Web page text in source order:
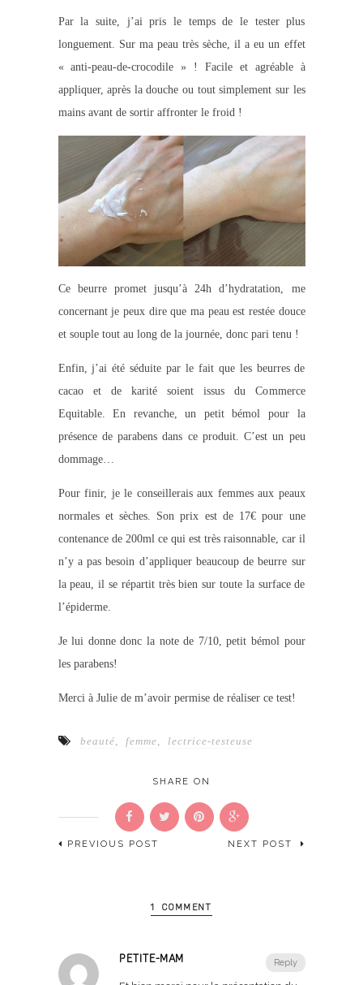
Par la suite, j’ai pris le temps de le tester plus
longuement. Sur ma peau très sèche, il a eu un effet
« anti-peau-de-crocodile » ! Facile et agréable à
appliquer, après la douche ou tout simplement sur les
mains avant de sortir affronter le froid !
Ce beurre promet jusqu’à 24h d’hydratation, me
concernant je peux dire que ma peau est restée douce
et souple tout au long de la journée, donc pari tenu !
Enfin, j’ai été séduite par le fait que les beurres de
cacao et de karité soient issus du Commerce
Equitable. En revanche, un petit bémol pour la
présence de parabens dans ce produit. C’est un peu
dommage…
Pour finir, je le conseillerais aux femmes aux peaux
normales et sèches. Son prix est de 17€ pour une
contenance de 200ml ce qui est très raisonnable, car il
n’y a pas besoin d’appliquer beaucoup de beurre sur
la peau, il se répartit très bien sur toute la surface de
l’épiderme.
Je lui donne donc la note de 7/10, petit bémol pour
les parabens!
Merci à Julie de m’avoir permise de réaliser ce test!
beauté, femme, lectrice-testeuse
SHARE ON
PREVIOUS POST NEXT POST
1 COMMENT
Reply
PETITE-MAM